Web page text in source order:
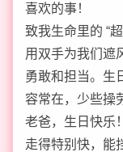
喜欢的事！
致我生命里的 “
用双手为我们遮
勇敢和担当。生
容常在，少些操
老爸，生日快乐
走得特别快，能